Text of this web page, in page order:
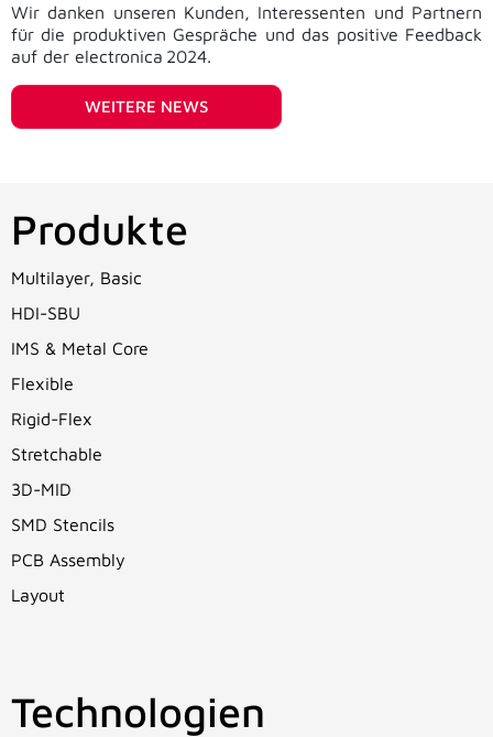
Wir danken unseren Kunden, Interessenten und Partnern
für die produktiven Gespräche und das positive Feedback
auf der electronica 2024.
WEITERE NEWS
Produkte
Multilayer, Basic
HDI-SBU
IMS & Metal Core
Flexible
Rigid-Flex
Stretchable
3D-MID
SMD Stencils
PCB Assembly
Layout
Technologien